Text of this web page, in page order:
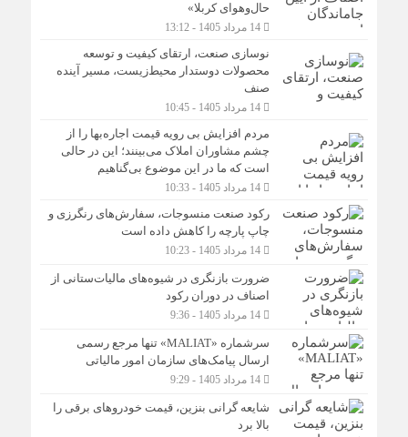
حال‌وهوای کربلا»
14 مرداد 1405 - 13:12
نوسازی صنعت، ارتقای کیفیت و توسعه
محصولات دوستدار محیط‌زیست، مسیر آینده
صنف
14 مرداد 1405 - 10:45
مردم افزایش بی رویه قیمت اجاره‌بها را از
چشم مشاوران املاک می‌بینند؛ این در حالی
است که ما در این موضوع بی‌گناهیم
14 مرداد 1405 - 10:33
رکود صنعت منسوجات، سفارش‌های رنگرزی و
چاپ پارچه را کاهش داده است
14 مرداد 1405 - 10:23
ضرورت بازنگری در شیوه‌های مالیات‌ستانی از
اصناف در دوران رکود
14 مرداد 1405 - 9:36
سرشماره «MALIAT» تنها مرجع رسمی
ارسال پیامک‌های سازمان امور مالیاتی
14 مرداد 1405 - 9:29
شایعه گرانی بنزین، قیمت خودروهای برقی را
بالا برد